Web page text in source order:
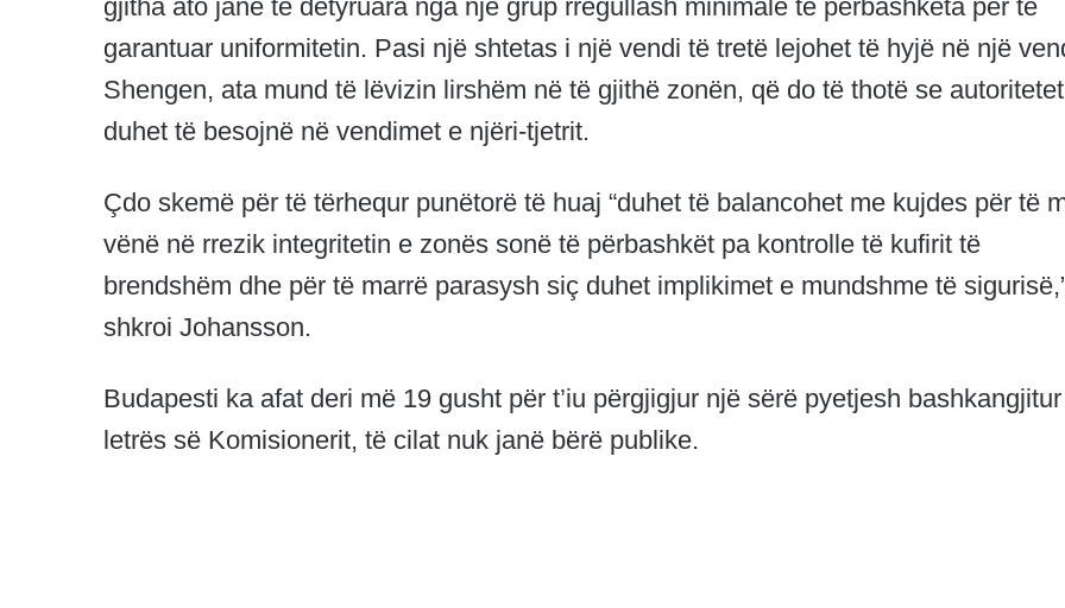
gjitha ato janë të detyruara nga një grup rregullash minimale të përbashkëta për të
garantuar uniformitetin. Pasi një shtetas i një vendi të tretë lejohet të hyjë në një
Shengen, ata mund të lëvizin lirshëm në të gjithë zonën, që do të thotë se autoritetet
duhet të besojnë në vendimet e njëri-tjetrit.
Çdo skemë për të tërhequr punëtorë të huaj “duhet të balancohet me kujdes për të
vënë në rrezik integritetin e zonës sonë të përbashkët pa kontrolle të kufirit të
brendshëm dhe për të marrë parasysh siç duhet implikimet e mundshme të
shkroi Johansson.
Budapesti ka afat deri më 19 gusht për t’iu përgjigjur një sërë pyetjesh bashkangjitur
letrës së Komisionerit, të cilat nuk janë bërë publike.